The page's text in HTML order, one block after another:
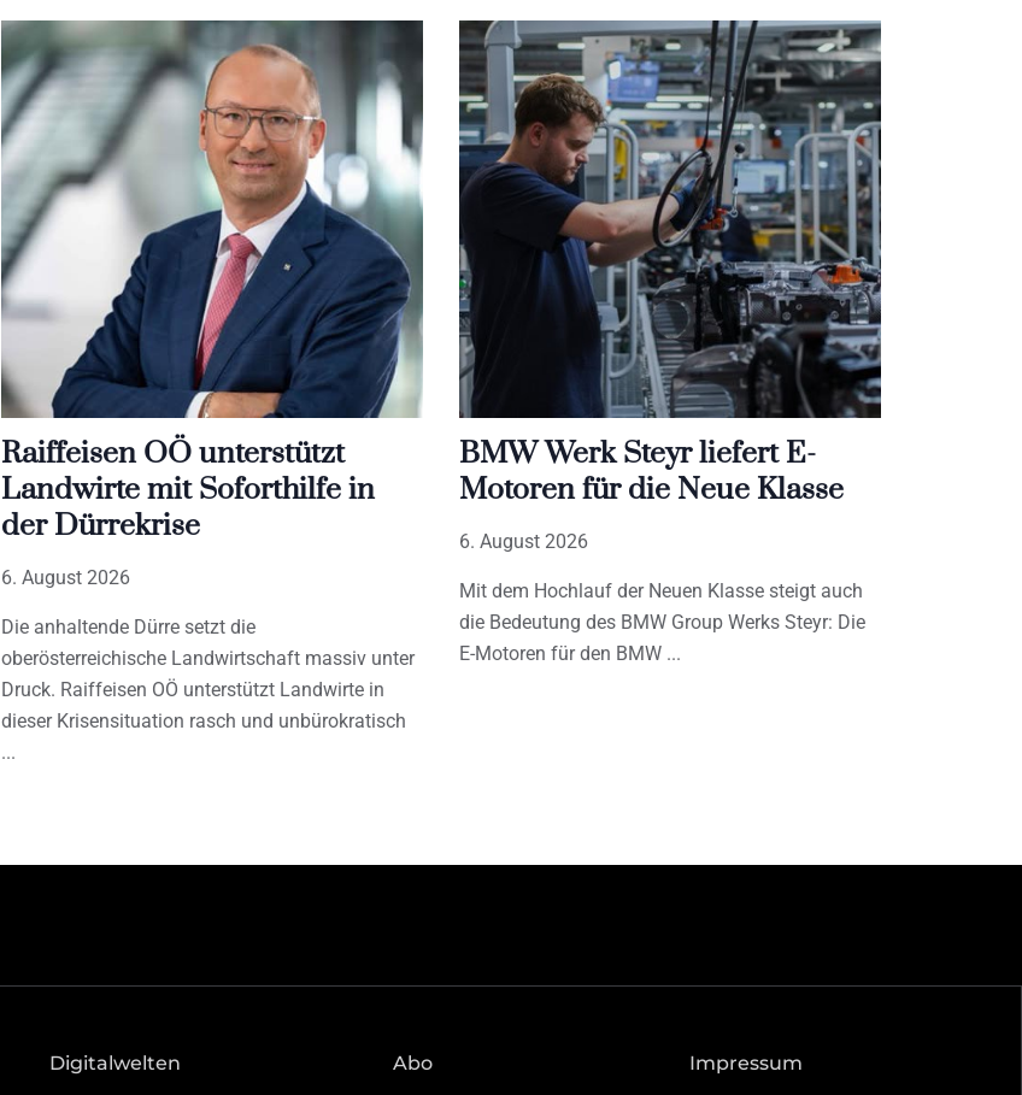
Raiffeisen OÖ unterstützt
Landwirte mit Soforthilfe in
der Dürrekrise
6. August 2026
Die anhaltende Dürre setzt die
oberösterreichische Landwirtschaft massiv unter
Druck. Raiffeisen OÖ unterstützt Landwirte in
dieser Krisensituation rasch und unbürokratisch
BMW Werk Steyr liefert E-
Motoren für die Neue Klasse
6. August 2026
Mit dem Hochlauf der Neuen Klasse steigt auch
die Bedeutung des BMW Group Werks Steyr: Die
E-Motoren für den BMW
Digitalwelten
Abo
Impressum